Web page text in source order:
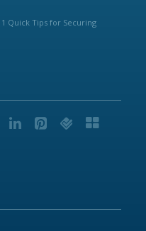
Quick Tips for Securing